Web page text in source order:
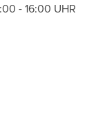
- 16:00 UHR